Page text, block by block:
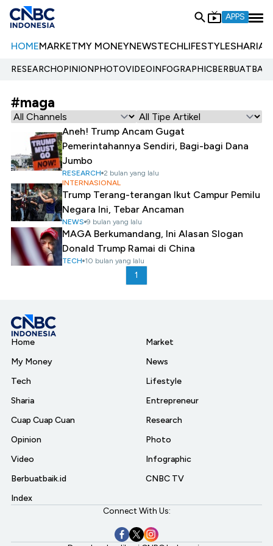
APPS
HOMEMARKETMY MONEYNEWSTECHLIFESTYLESHARIA
RESEARCHOPINIONPHOTOVIDEOINFOGRAPHIC
#maga
Aneh! Trump Ancam Gugat
Pemerintahannya Sendiri, Bagi-bagi Dana
Jumbo
RESEARCH 2 bulan yang lalu
INTERNASIONAL
Trump Terang-terangan Ikut Campur Pemilu
Negara Ini, Tebar Ancaman
NEWS 9 bulan yang lalu
MAGA Berkumandang, Ini Alasan Slogan
Donald Trump Ramai di China
TECH 10 bulan yang lalu
1
Home
My Money
Tech
Sharia
Cuap Cuap Cuan
Opinion
Video
Berbuatbaik.id
Index
Market
News
Lifestyle
Entrepreneur
Research
Photo
Infographic
CNBC TV
Connect With Us: